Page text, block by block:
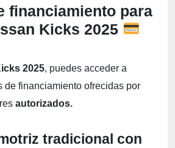
financiamiento para
Kicks 2025
2025, puedes acceder a
de financiamiento ofrecidas por
autorizados.
tradicional con